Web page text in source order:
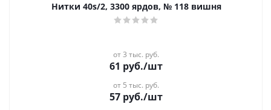
Нитки 40s/2, 3300 ярдов, № 118 вишня
от 3 тыс. руб.
61 руб./шт
от 5 тыс. руб.
57 руб./шт